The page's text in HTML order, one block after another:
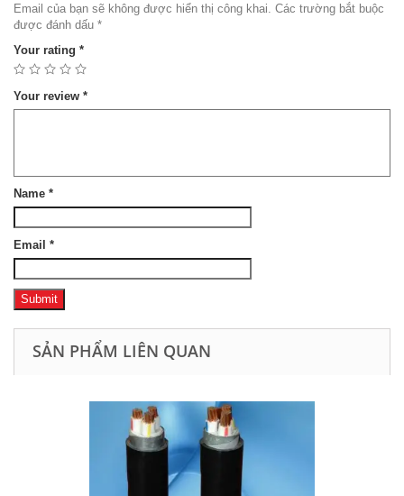
Email của bạn sẽ không được hiển thị công khai. Các trường bắt buộc
được đánh dấu *
Your rating *
Your review *
Name *
Email *
SẢN PHẨM LIÊN QUAN